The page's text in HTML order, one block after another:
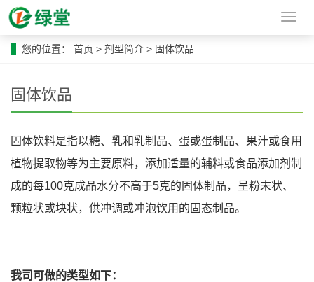
导
您的位置： 首页 > 剂型简介 > 固体饮品
固体饮品
固体饮料是指以糖、乳和乳制品、蛋或蛋制品、果汁或食用
植物提取物等为主要原料，添加适量的辅料或食品添加剂制
成的每100克成品水分不高于5克的固体制品，呈粉末状、
颗粒状或块状，供冲调或冲泡饮用的固态制品。
我司可做的类型如下：